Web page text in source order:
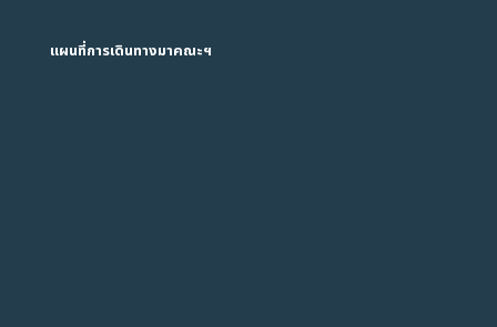
แผนที่การเดินทางมาคณะฯ